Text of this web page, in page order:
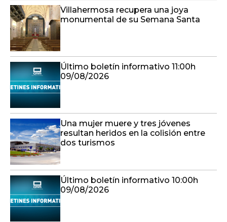
Villahermosa recupera una joya
monumental de su Semana Santa
Último boletín informativo 11:00h
09/08/2026
Una mujer muere y tres jóvenes
resultan heridos en la colisión entre
dos turismos
Último boletín informativo 10:00h
09/08/2026